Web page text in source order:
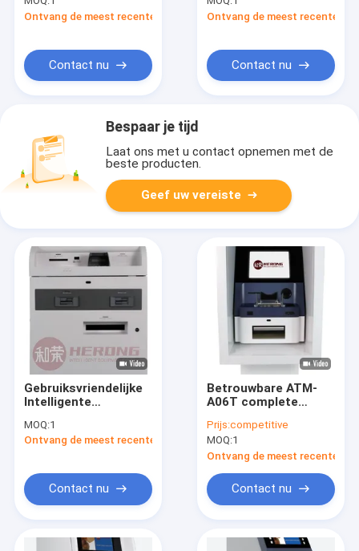
de muur crm machine
Ontvang de meest recente Prijs
Contact nu
kassa-machine
Gebruikersvriendelijk
Ontvang de meest recente
Contact nu
Bespaar je tijd
Laat ons met u contact opnemen met de
beste producten.
Geef uw vereiste
Gebruiksvriendelijke
Intelligente
Teller Machine (STM)
S06L Hoge Kwaliteit
MOQ:1
Ontvang de meest recente Prijs
Contact nu
Betrouwbare ATM-
A06T complete
bank- en detailhandel
Prijs:competitive
MOQ:1
Ontvang de meest recente
Contact nu